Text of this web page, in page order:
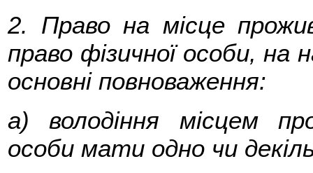
2. Право на місце
право фізичної особи, на
основні повноваження:
а) володіння місцем
особи мати одно чи